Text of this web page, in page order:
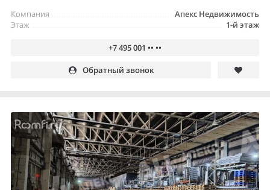
Апекс Недвижимость
Компания
1-й этаж
Этаж
+7 495 001 •• ••
Обратный звонок